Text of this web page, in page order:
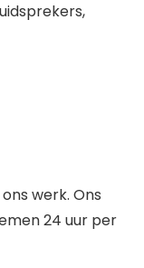
werk. Ons
24 uur per